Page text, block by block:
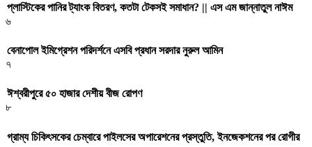
প্লাস্টিকের পানির ট্যাংক বিতরণ, কতটা টেকসই সমাধান? || এস এম জান্নাতুল নাঈম
৬
বেনাপোল ইমিগ্রেশন পরিদর্শনে এসবি প্রধান সরদার নুরুল আমিন
৭
ঈশ্বরীপুরে ৫০ হাজার দেশীয় বীজ রোপণ
৮
গ্রাম্য চিকিৎসকের চেম্বারে পাইলসের অপারেশনের প্রস্তুতি, ইনজেকশনের পর রোগীর